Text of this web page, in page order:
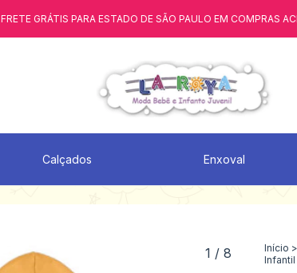
FRETE GRÁTIS PARA ESTADO DE SÃO PAULO EM COMPRAS
Calçados Enxoval
1 / 8 Início >